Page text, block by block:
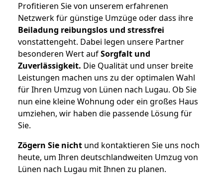
Profitieren Sie von unserem erfahrenen
Netzwerk für günstige Umzüge oder dass ihre
Beiladung reibungslos und stressfrei
vonstattengeht. Dabei legen unsere Partner
besonderen Wert aufSorgfalt und
Zuverlässigkeit. Die Qualität und unser breite
Leistungen machen uns zu der optimalen Wahl
für Ihren Umzug von Lünen nach Lugau. Ob Sie
nun eine kleine Wohnung oder ein großes Haus
umziehen, wir haben die passende Lösung für
Sie.
Zögern Sie nicht und kontaktieren Sie uns noch
heute, um Ihren deutschlandweiten Umzug von
Lünen nach Lugau mit Ihnen zu planen.